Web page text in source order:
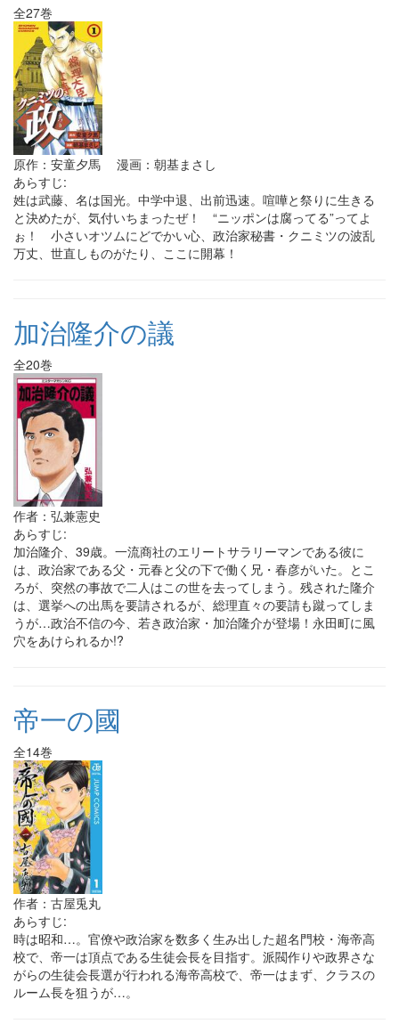
全27巻
原作：安童夕馬 漫画：朝基まさし
あらすじ:
姓は武藤、名は国光。中学中退、出前迅速。喧嘩と祭りに生きる
と決めたが、気付いちまったぜ！ “ニッポンは腐ってる”ってよ
ぉ！ 小さいオツムにどでかい心、政治家秘書・クニミツの波乱
万丈、世直しものがたり、ここに開幕！
加治隆介の議
全20巻
作者：弘兼憲史
あらすじ:
加治隆介、39歳。一流商社のエリートサラリーマンである彼に
は、政治家である父・元春と父の下で働く兄・春彦がいた。とこ
ろが、突然の事故で二人はこの世を去ってしまう。残された隆介
は、選挙への出馬を要請されるが、総理直々の要請も蹴ってしま
うが…政治不信の今、若き政治家・加治隆介が登場！永田町に風
穴をあけられるか!?
帝一の國
全14巻
作者：古屋兎丸
あらすじ:
時は昭和…。官僚や政治家を数多く生み出した超名門校・海帝高
校で、帝一は頂点である生徒会長を目指す。派閥作りや政界さな
がらの生徒会長選が行われる海帝高校で、帝一はまず、クラスの
ルーム長を狙うが…。